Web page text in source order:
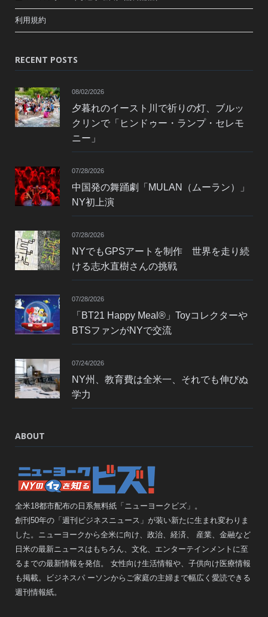
利用規約
RECENT POSTS
08/02/2026
夕暮れのイースト川で祈りの灯、ブルッ
クリンで「ヒンドゥー・ランプ・セレモ
ニー」
07/28/2026
中国発の舞踊劇「MULAN（ムーラン）」
NY初上演
07/28/2026
NYでもGPSアートを制作 世界を走り続
ける志水直樹さんの挑戦
07/28/2026
「BT21 Happy Meal®」Toyコレクターや
BTSファンがNYで交流
07/24/2026
NY州、教育費は全米一、それでも伸びぬ
学力
ABOUT
全米18都市配布の日系無料紙「ニューヨークビズ」。
創刊50年の「週刊ビジネスニュース」が装い新たに生まれ変わりま
した。ニューヨークから全米に向け、政治、経済、 産業、金融など
日米の最新ニュースはもちろん、文化、エンターテインメントに至
るまでの最新情報を発信。 女性向け生活情報や、子供向け医療情報
も掲載。ビジネスパ ーソンからご家庭の主婦まで幅広く愛読できる
週刊情報紙。